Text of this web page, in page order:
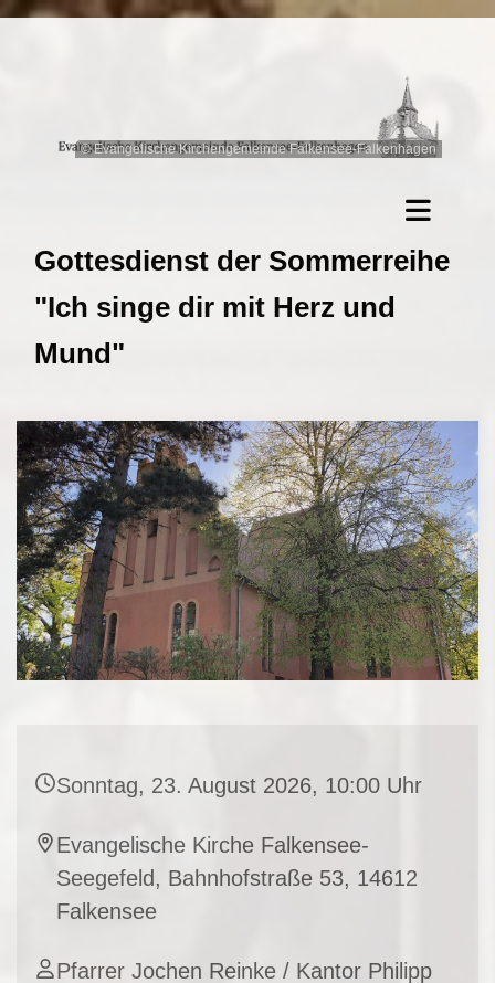
© Evangelische Kirchengemeinde Falkensee-Falkenhagen
Gottesdienst der Sommerreihe
"Ich singe dir mit Herz und
Mund"
Sonntag, 23. August 2026, 10:00 Uhr
Evangelische Kirche Falkensee-
Seegefeld, Bahnhofstraße 53, 14612
Falkensee
Pfarrer Jochen Reinke / Kantor Philipp